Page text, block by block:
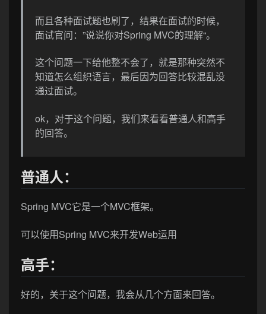
而且各种面试题也刷了，结果在面试的时候，
面试官问：”说说你对Spring MVC的理解“。
这个问题一下给他整不会了，就是那种突然不
知道怎么组织语言，最后因为回答比较混乱没
通过面试。
ok，对于这个问题，我们来看看普通人和高手
的回答。
普通人：
Spring MVC它是一个MVC框架。
可以使用Spring MVC来开发Web运用
高手：
好的，关于这个问题，我会从几个方面来回答。